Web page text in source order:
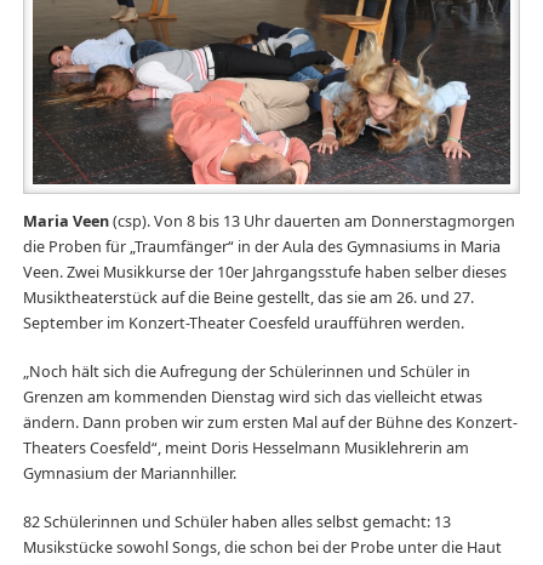
Maria Veen(csp). Von 8 bis 13 Uhr dauerten am Donnerstagmorgen
die Proben für „Traumfänger“ in der Aula des Gymnasiums in Maria
Veen. Zwei Musikkurse der 10er Jahrgangsstufe haben selber dieses
Musiktheaterstück auf die Beine gestellt, das sie am 26. und 27.
September im Konzert-Theater Coesfeld uraufführen werden.
„Noch hält sich die Aufregung der Schülerinnen und Schüler in
Grenzen am kommenden Dienstag wird sich das vielleicht etwas
ändern. Dann proben wir zum ersten Mal auf der Bühne des Konzert-
Theaters Coesfeld“, meint Doris Hesselmann Musiklehrerin am
Gymnasium der Mariannhiller.
82 Schülerinnen und Schüler haben alles selbst gemacht: 13
Musikstücke sowohl Songs,die schon bei der Probe unter die Haut